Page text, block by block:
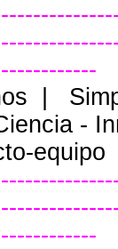
-
equipo